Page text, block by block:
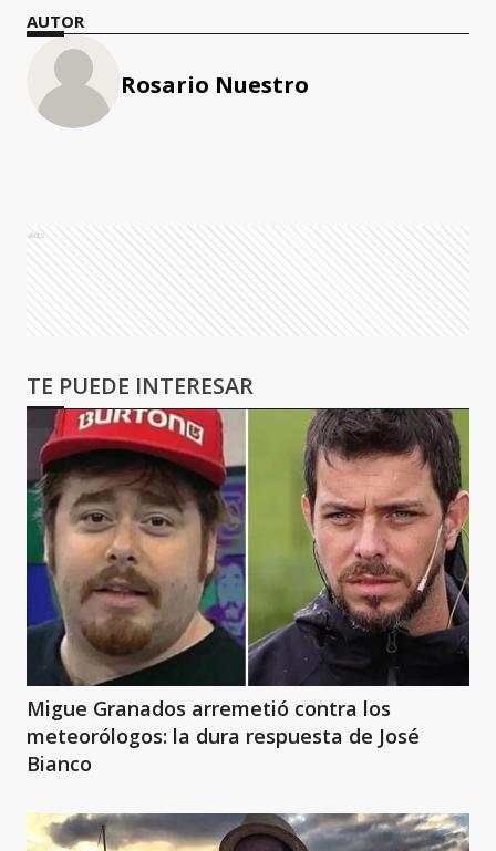
AUTOR
Rosario Nuestro
Ads
TE PUEDE INTERESAR
Migue Granados arremetió contra los
meteorólogos: la dura respuesta de José
Bianco